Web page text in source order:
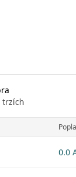
trzích
0.0